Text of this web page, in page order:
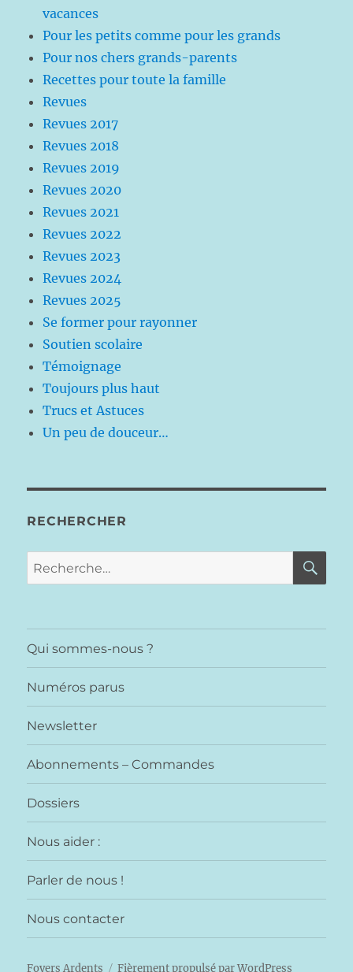
vacances
Pour les petits comme pour les grands
Pour nos chers grands-parents
Recettes pour toute la famille
Revues
Revues 2017
Revues 2018
Revues 2019
Revues 2020
Revues 2021
Revues 2022
Revues 2023
Revues 2024
Revues 2025
Se former pour rayonner
Soutien scolaire
Témoignage
Toujours plus haut
Trucs et Astuces
Un peu de douceur…
RECHERCHER
Recherche
pour :
Qui sommes-nous ?
Numéros parus
Newsletter
Abonnements – Commandes
Dossiers
Nous aider :
Parler de nous !
Nous contacter
Foyers Ardents Fièrement propulsé par WordPress